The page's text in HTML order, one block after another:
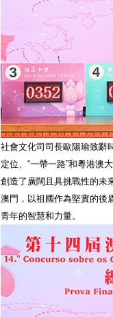
社會文化司司長歐陽瑜致辭
定位、“一帶一路”和粵港澳
創造了廣闊且具挑戰性的未
澳門，以祖國作為堅實的後
青年的智慧和力量。